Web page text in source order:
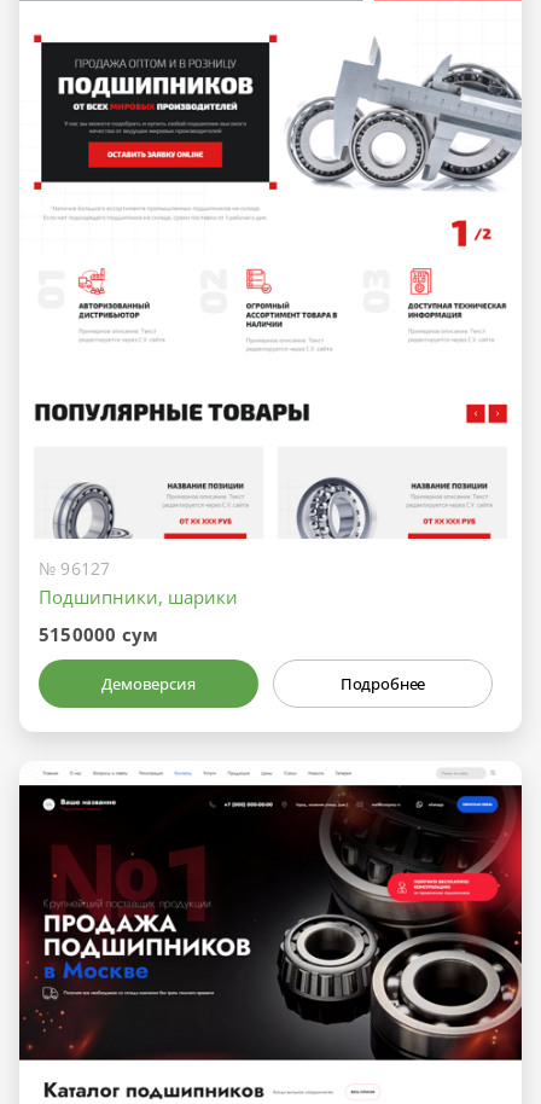
№ 96127
Подшипники, шарики
5150000 сум
Демоверсия Подробнее